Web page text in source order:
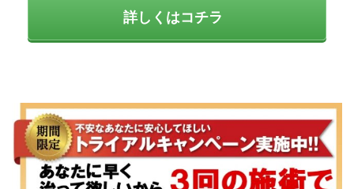
詳しくはコチラ